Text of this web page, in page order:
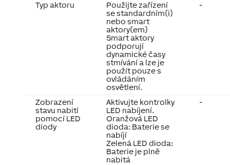
Typ aktoru
Použijte zařízení
se standardním(i)
nebo smart
aktory(em)
Smart aktory
podporují
dynamické časy
stmívání a lze je
použít pouze s
ovládáním
osvětlení.
-
Zobrazení
stavu nabití
pomocí LED
diody
Aktivujte kontrolky
LED nabíjení.
Oranžová LED
dioda: Baterie se
nabíjí
Zelená LED dioda:
Baterie je plně
nabitá
-